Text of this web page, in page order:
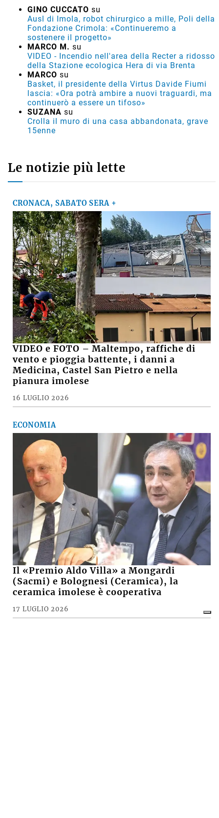
GINO CUCCATO su
Ausl di Imola, robot chirurgico a mille, Poli della
Fondazione Crimola: «Continueremo a
sostenere il progetto»
MARCO M. su
VIDEO - Incendio nell'area della Recter a ridosso
della Stazione ecologica Hera di via Brenta
MARCO su
Basket, il presidente della Virtus Davide Fiumi
lascia: «Ora potrà ambire a nuovi traguardi, ma
continuerò a essere un tifoso»
SUZANA su
Crolla il muro di una casa abbandonata, grave
15enne
Le notizie più lette
CRONACA, SABATO SERA +
VIDEO e FOTO – Maltempo, raffiche di
vento e pioggia battente, i danni a
Medicina, Castel San Pietro e nella
pianura imolese
16 LUGLIO 2026
ECONOMIA
Il «Premio Aldo Villa» a Mongardi
(Sacmi) e Bolognesi (Ceramica), la
ceramica imolese è cooperativa
17 LUGLIO 2026